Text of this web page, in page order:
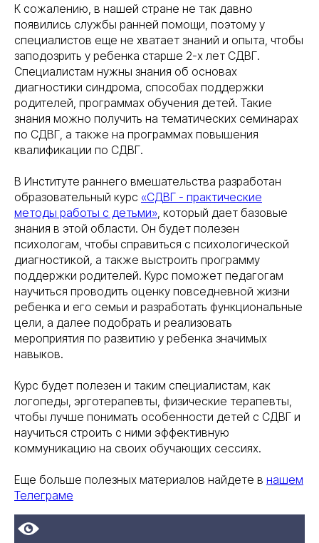
К сожалению, в нашей стране не так давно
появились службы ранней помощи, поэтому у
специалистов еще не хватает знаний и опыта, чтобы
заподозрить у ребенка старше 2-х лет СДВГ.
Специалистам нужны знания об основах
диагностики синдрома, способах поддержки
родителей, программах обучения детей. Такие
знания можно получить на тематических семинарах
по СДВГ, а также на программах повышения
квалификации по СДВГ.
В Институте раннего вмешательства разработан
образовательный курс «СДВГ - практические
методы работы с детьми» , который дает базовые
знания в этой области. Он будет полезен
психологам, чтобы справиться с психологической
диагностикой, а также выстроить программу
поддержки родителей. Курс поможет педагогам
научиться проводить оценку повседневной жизни
ребенка и его семьи и разработать функциональные
цели, а далее подобрать и реализовать
мероприятия по развитию у ребенка значимых
навыков.
Курс будет полезен и таким специалистам, как
логопеды, эрготерапевты, физические терапевты,
чтобы лучше понимать особенности детей с СДВГ и
научиться строить с ними эффективную
коммуникацию на своих обучающих сессиях.
Еще больше полезных материалов найдете в нашем
Телеграме